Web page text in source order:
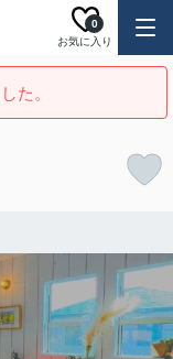
お気に入り
0
た。